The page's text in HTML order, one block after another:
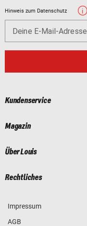
Hinweis zum Datenschutz
Deine E-Mail-Adresse
Kundenservice
Magazin
Über Louis
Rechtliches
Impressum
AGB